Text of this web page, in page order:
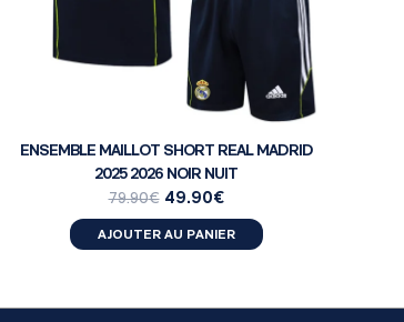
ENSEMBLE MAILLOT SHORT REAL MADRID
2025 2026 NOIR NUIT
79.90€ 49.90€
AJOUTER AU PANIER